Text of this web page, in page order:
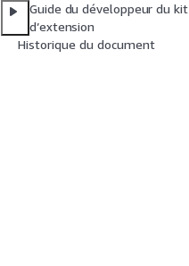
Guide du développeur du kit
d’extension
Historique du document